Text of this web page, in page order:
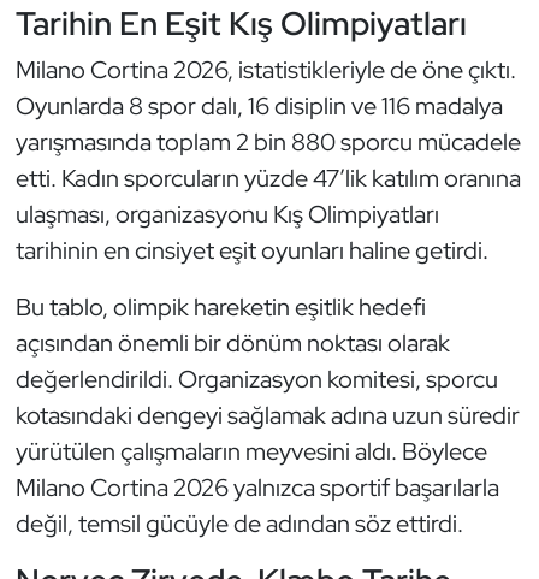
Tarihin En Eşit Kış Olimpiyatları
Milano Cortina 2026, istatistikleriyle de öne çıktı.
Oyunlarda 8 spor dalı, 16 disiplin ve 116 madalya
yarışmasında toplam 2 bin 880 sporcu mücadele
etti. Kadın sporcuların yüzde 47’lik katılım oranına
ulaşması, organizasyonu Kış Olimpiyatları
tarihinin en cinsiyet eşit oyunları haline getirdi.
Bu tablo, olimpik hareketin eşitlik hedefi
açısından önemli bir dönüm noktası olarak
değerlendirildi. Organizasyon komitesi, sporcu
kotasındaki dengeyi sağlamak adına uzun süredir
yürütülen çalışmaların meyvesini aldı. Böylece
Milano Cortina 2026 yalnızca sportif başarılarla
değil, temsil gücüyle de adından söz ettirdi.
Motor Sporları
Muay Thai
Okçuluk
Optimist
Oryantiring
Özel Sporcular
Paralimpik
Ragbi